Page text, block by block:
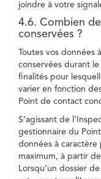
joindre à votre
4.6. Combien
conservées ?
Toutes vos
conservées durant
finalités pour
varier en fonction
Point de contact
S’agissant de
gestionnaire du
données à caractère
maximum, à partir
Lorsqu’un dossier